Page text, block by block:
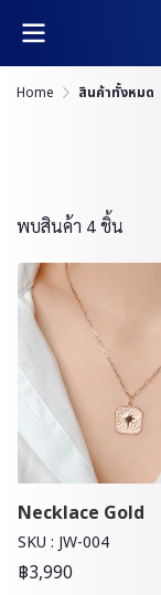
Home สินค้าทั้งหมด
พบสินค้า 4 ชิ้น
Necklace Gold
SKU : JW-004
฿3,990